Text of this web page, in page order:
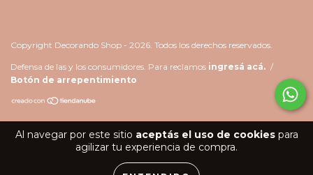
Al navegar por este sitio aceptás el uso de cookiespara
agilizar tu experiencia de compra.
Copyright Decorando Shop - 2026. Todos los derechos reservados.
Defensa de las y los consumidores. Para reclamos ingresá acá. /
Botón de arrepentimiento